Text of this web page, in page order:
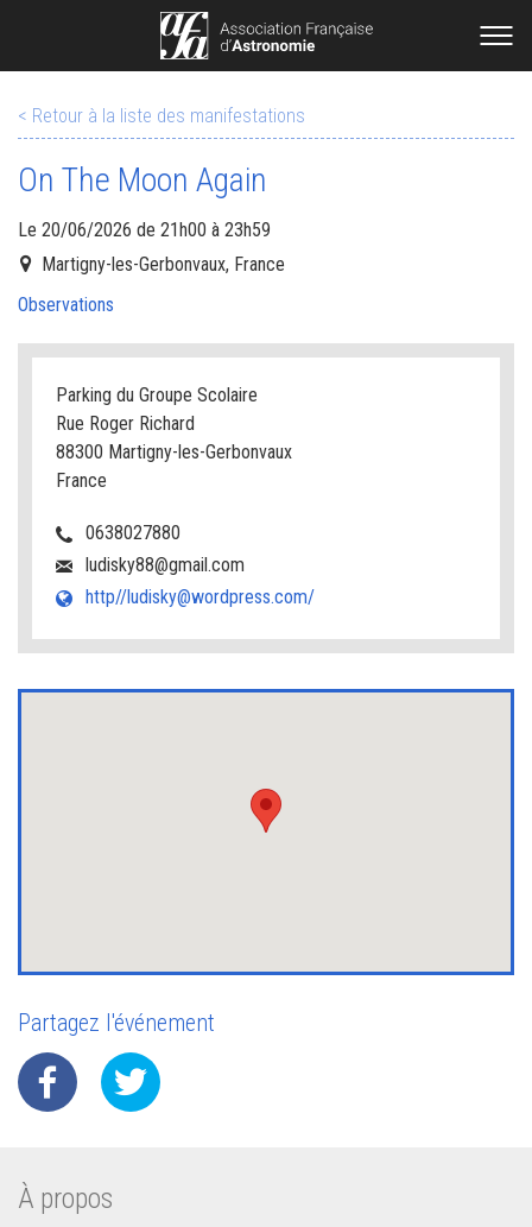
< Retour à la liste des manifestations
On The Moon Again
Le 20/06/2026 de 21h00 à 23h59
Martigny-les-Gerbonvaux, France
Observations
Parking du Groupe Scolaire
Rue Roger Richard
88300 Martigny-les-Gerbonvaux
France
0638027880
ludisky88@gmail.com
http//ludisky@wordpress.com/
Partagez l'événement
À propos